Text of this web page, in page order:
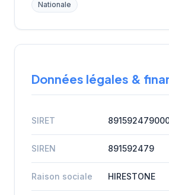
Nationale
Données légales &
SIRET
SIREN 891592479
Raison sociale HIRESTONE